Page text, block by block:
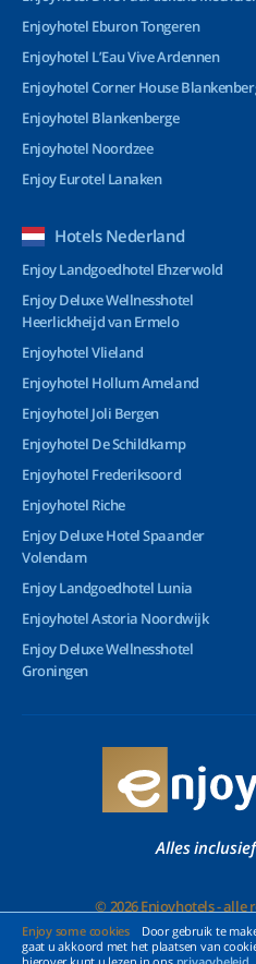
Enjoy some cookies
Door gebruik te
gaat u akkoord met het plaatsen van
Enjoyhotel Eburon Tongeren
Enjoyhotel L’Eau Vive Ardennen
Enjoyhotel Corner House
Enjoyhotel Blankenberge
Enjoyhotel Noordzee
Enjoy Eurotel Lanaken
Hotels Nederland
Enjoy Landgoedhotel Ehzerwold
Enjoy Deluxe Wellnesshotel
Heerlickheijd van Ermelo
Enjoyhotel Vlieland
Enjoyhotel Hollum Ameland
Enjoyhotel Joli Bergen
Enjoyhotel De Schildkamp
Enjoyhotel Frederiksoord
Enjoyhotel Riche
Enjoy Deluxe Hotel Spaander
Volendam
Enjoy Landgoedhotel Lunia
Enjoyhotel Astoria Noordwijk
Enjoy Deluxe Wellnesshotel
Groningen
Alles
© 2026 Enjoyhotels - alle